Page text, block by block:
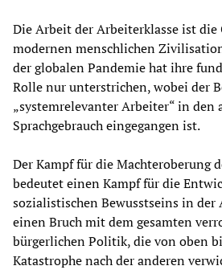
Die Arbeit der Arbeiterklasse ist die
modernen menschlichen
der globalen Pandemie hat ihre
Rolle nur unterstrichen, wobei der
„systemrelevanter Arbeiter“ in den
Sprachgebrauch eingegangen ist.
Der Kampf für die Machteroberung
bedeutet einen Kampf für die
sozialistischen Bewusstseins in der
einen Bruch mit dem gesamten
bürgerlichen Politik, die von oben
Katastrophe nach der anderen